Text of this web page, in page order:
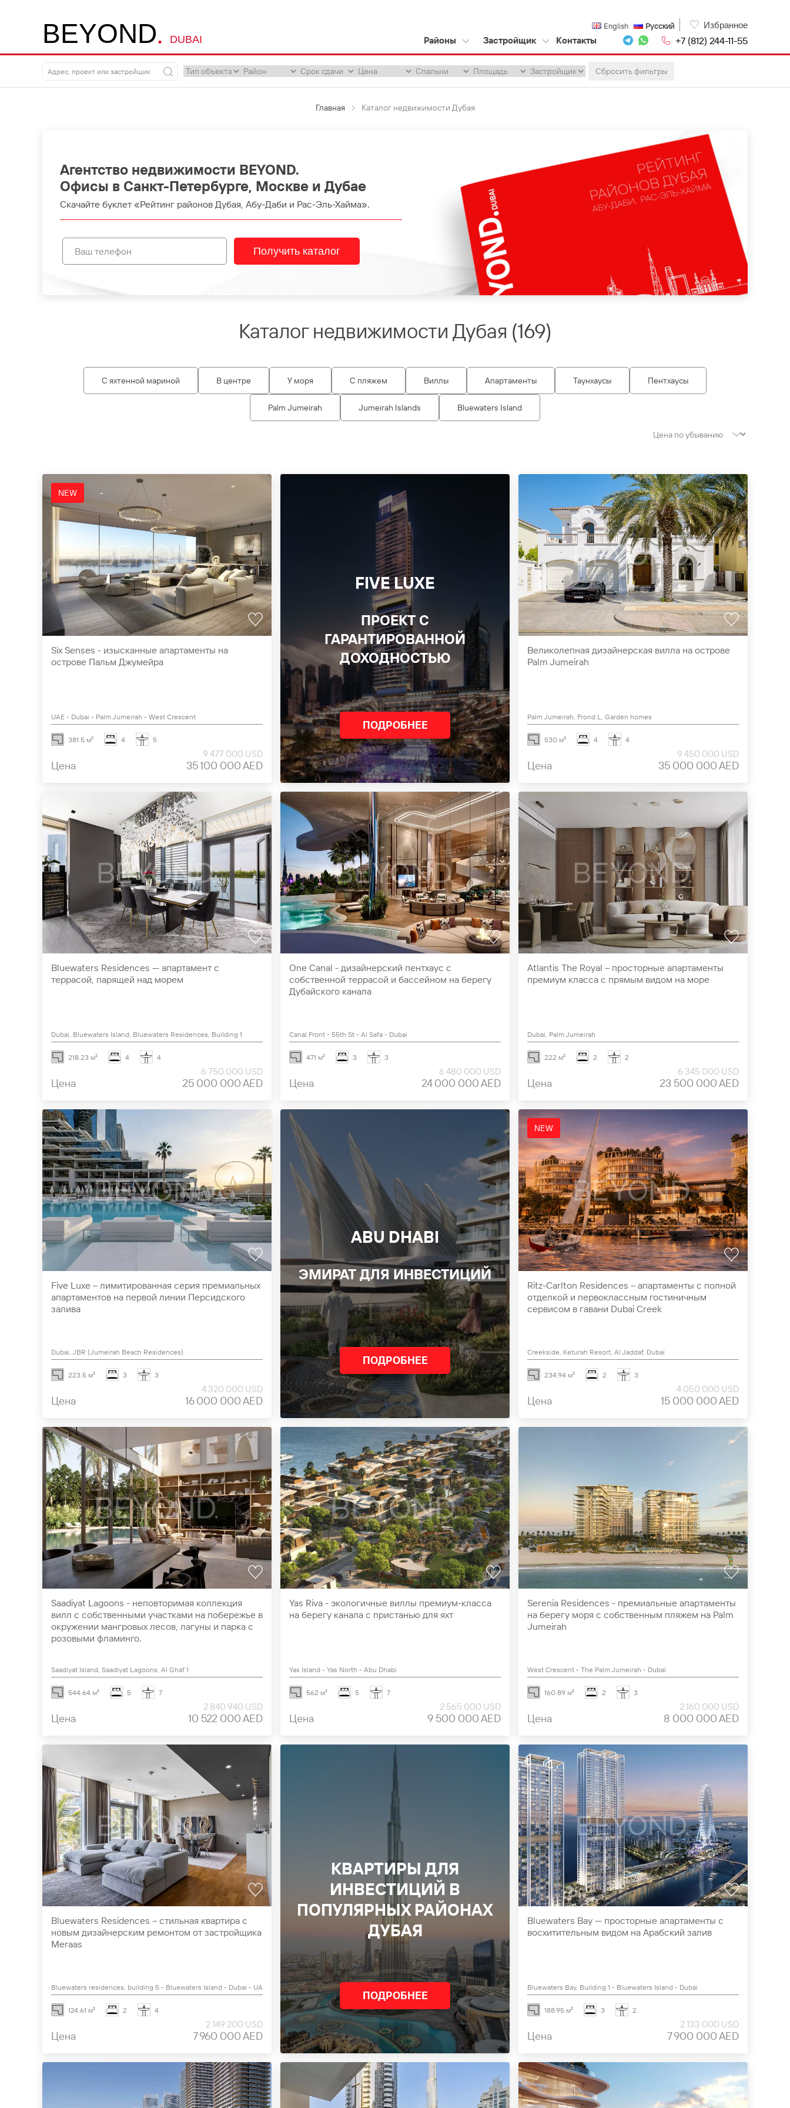
BEYOND. DUBAI
English Русский Избранное
Районы Застройщик Контакты +7 (812) 244-11-55
Сбросить фильтры
Главная Каталог недвижимости Дубая
Агентство недвижимости BEYOND.
Офисы в Санкт-Петербурге, Москве и Дубае
Скачайте буклет «Рейтинг районов Дубая, Абу-Даби и Рас-Эль-Хайма».
Получить каталог
Каталог недвижимости Дубая (169)
С яхтенной мариной В центре У моря С пляжем Виллы Апартаменты Таунхаусы Пентхаусы
Palm Jumeirah Jumeirah Islands Bluewaters Island
NEW
Six Senses - изысканные апартаменты на
острове Пальм Джумейра
UAE - Dubai - Palm Jumeirah - West Crescent
381.5 м² 4 5
Цена
9 477 000 USD
35 100 000 AED
FIVE LUXE
ПРОЕКТ С
ГАРАНТИРОВАННОЙ
ДОХОДНОСТЬЮ
ПОДРОБНЕЕ
Великолепная дизайнерская вилла на острове
Palm Jumeirah
Palm Jumeirah, Frond L, Garden homes
530 м² 4 4
Цена
9 450 000 USD
35 000 000 AED
Bluewaters Residences — апартамент с
террасой, парящей над морем
Dubai, Bluewaters Island, Bluewaters Residences, Building 1
218.23 м² 4 4
Цена
6 750 000 USD
25 000 000 AED
One Canal - дизайнерский пентхаус c
собственной террасой и бассейном на берегу
Дубайского канала
Canal Front - 55th St - Al Safa - Dubai
471 м² 3 3
Цена
6 480 000 USD
24 000 000 AED
Atlantis The Royal – просторные апартаменты
премиум класса с прямым видом на море
Dubai, Palm Jumeirah
222 м² 2 2
Цена
6 345 000 USD
23 500 000 AED
Five Luxe – лимитированная серия премиальных
апартаментов на первой линии Персидского
залива
Dubai, JBR (Jumeirah Beach Residences)
223.5 м² 3 3
Цена
4 320 000 USD
16 000 000 AED
ABU DHABI
ЭМИРАТ ДЛЯ ИНВЕСТИЦИЙ
ПОДРОБНЕЕ
NEW
Ritz-Carlton Residences – апартаменты с полной
отделкой и первоклассным гостиничным
сервисом в гавани Dubai Creek
Creekside, Keturah Resort, Al Jaddaf, Dubai
234.94 м² 2 3
Цена
4 050 000 USD
15 000 000 AED
Saadiyat Lagoons - неповторимая коллекция
вилл с собственными участками на побережье в
окружении мангровых лесов, лагуны и парка с
розовыми фламинго.
Saadiyat Island, Saadiyat Lagoons, Al Ghaf 1
544.64 м² 5 7
Цена
2 840 940 USD
10 522 000 AED
Yas Riva - экологичные виллы премиум-класса
на берегу канала с пристанью для яхт
Yas Island - Yas North - Abu Dhabi
562 м² 5 7
Цена
2 565 000 USD
9 500 000 AED
Serenia Residences - премиальные апартаменты
на берегу моря с собственным пляжем на Palm
Jumeirah
West Crescent - The Palm Jumeirah - Dubai
160.89 м² 2 3
Цена
2 160 000 USD
8 000 000 AED
Bluewaters Residences – стильная квартира с
новым дизайнерским ремонтом от застройщика
Meraas
Bluewaters residences, building 5 - Bluewaters Island - Dubai - UAE
124.61 м² 2 4
Цена
2 149 200 USD
7 960 000 AED
КВАРТИРЫ ДЛЯ
ИНВЕСТИЦИЙ В
ПОПУЛЯРНЫХ РАЙОНАХ
ДУБАЯ
ПОДРОБНЕЕ
Bluewaters Bay — просторные апартаменты с
восхитительным видом на Арабский залив
Bluewaters Bay, Building 1 - Bluewaters Island - Dubai
188.95 м² 3 2
Цена
2 133 000 USD
7 900 000 AED